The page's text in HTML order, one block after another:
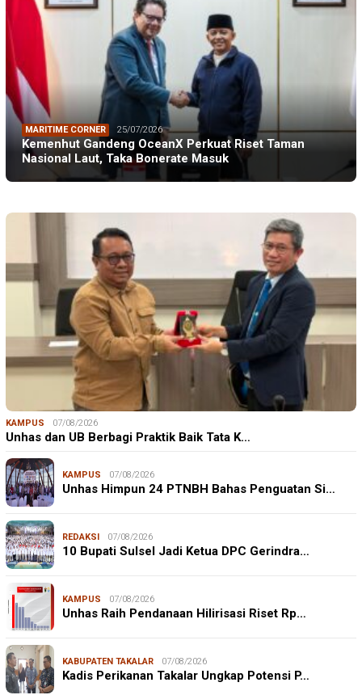
MARITIME CORNER 25/07/2026
Kemenhut Gandeng OceanX Perkuat Riset Taman
Nasional Laut, Taka Bonerate Masuk
KAMPUS 07/08/2026
Unhas dan UB Berbagi Praktik Baik Tata K…
KAMPUS 07/08/2026
Unhas Himpun 24 PTNBH Bahas Penguatan Si…
REDAKSI 07/08/2026
10 Bupati Sulsel Jadi Ketua DPC Gerindra…
KAMPUS 07/08/2026
Unhas Raih Pendanaan Hilirisasi Riset Rp…
KABUPATEN TAKALAR 07/08/2026
Kadis Perikanan Takalar Ungkap Potensi P…